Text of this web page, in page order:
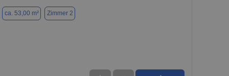
ca. 53,00 m² Zimmer 2